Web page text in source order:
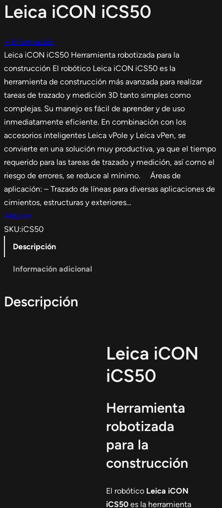
Leica iCON iCS50
+ Información
Leica iCON iCS50 Herramienta robotizada para la
construcción El robótico Leica iCON iCS50 es la
herramienta de construcción más avanzada para realizar
tareas de trazado y medición 3D tanto simples como
complejas. Su manejo es fácil de aprender y de uso
inmediatamente eficiente. En combinación con los
accesorios inteligentes Leica vPole y Leica vPen, se
convierte en una solución muy productiva, ya que el tiempo
requerido para las tareas de trazado y medición, así como el
riesgo de errores, se reduce al mínimo. Áreas de
aplicación: – Trazado de líneas para diversas aplicaciones de
cimientos, estructuras y exteriores…
Alquiler
SKU:iCS50
Descripción
Información adicional
Descripción
Leica iCON
iCS50
Herramienta
robotizada
para la
construcción
El robótico Leica iCON
iCS50 es la herramienta